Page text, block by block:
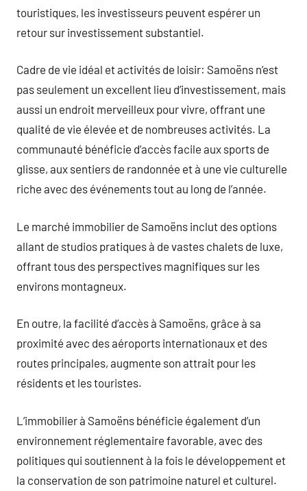
touristiques, les investisseurs peuvent espérer un
retour sur investissement substantiel.
Cadre de vie idéal et activités de loisir: Samoëns n’est
pas seulement un excellent lieu d’investissement, mais
aussi un endroit merveilleux pour vivre, offrant une
qualité de vie élevée et de nombreuses activités. La
communauté bénéficie d’accès facile aux sports de
glisse, aux sentiers de randonnée et à une vie culturelle
riche avec des événements tout au long de l’année.
Le marché immobilier de Samoëns inclut des options
allant de studios pratiques à de vastes chalets de luxe,
offrant tous des perspectives magnifiques sur les
environs montagneux.
En outre, la facilité d’accès à Samoëns, grâce à sa
proximité avec des aéroports internationaux et des
routes principales, augmente son attrait pour les
résidents et les touristes.
L’immobilier à Samoëns bénéficie également d’un
environnement réglementaire favorable, avec des
politiques qui soutiennent à la fois le développement et
la conservation de son patrimoine naturel et culturel.